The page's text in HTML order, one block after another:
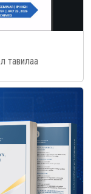
тавилаа